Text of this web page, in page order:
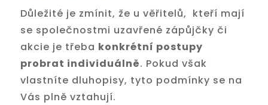
Důležité je zmínit, že u věřitelů, kteří mají
se společnostmi uzavřené zápůjčky či
akcie je třeba konkrétní postupy
probrat individuálně. Pokud však
vlastníte dluhopisy, tyto podmínky se na
Vás plně vztahují.